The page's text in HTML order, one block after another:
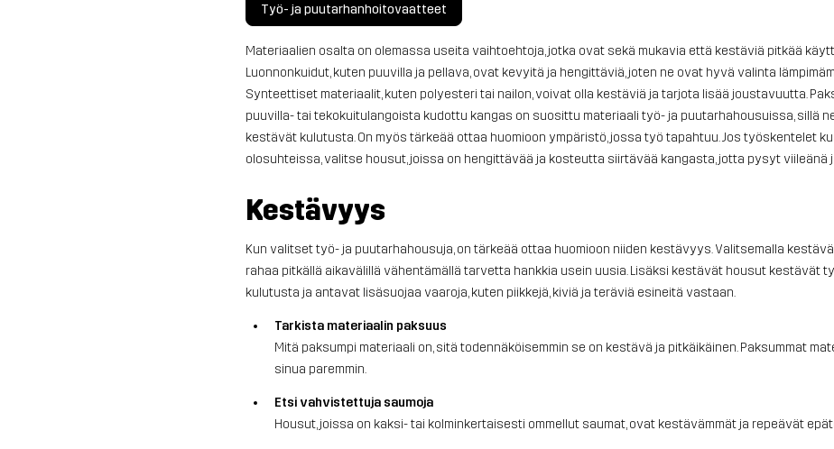
Työ- ja puutarhanhoitovaatteet
Materiaalien osalta on olemassa useita vaihtoehtoja, jotka ovat sekä mukavia että kestäviä pitkää
Luonnonkuidut, kuten puuvilla ja pellava, ovat kevyitä ja hengittäviä, joten ne ovat hyvä valinta
Synteettiset materiaalit, kuten polyesteri tai nailon, voivat olla kestäviä ja tarjota lisää joustavuutta.
puuvilla- tai tekokuitulangoista kudottu kangas on suosittu materiaali työ- ja puutarhahousuissa, sillä
kestävät kulutusta. On myös tärkeää ottaa huomioon ympäristö, jossa työ tapahtuu. Jos työskentelet
olosuhteissa, valitse housut, joissa on hengittävää ja kosteutta siirtävää kangasta, jotta pysyt viileänä
Kestävyys
Kun valitset työ- ja puutarhahousuja, on tärkeää ottaa huomioon niiden kestävyys. Valitsemalla
rahaa pitkällä aikavälillä vähentämällä tarvetta hankkia usein uusia. Lisäksi kestävät housut kestävät
kulutusta ja antavat lisäsuojaa vaaroja, kuten piikkejä, kiviä ja teräviä esineitä vastaan.
Tarkista materiaalin paksuus
Mitä paksumpi materiaali on, sitä todennäköisemmin se on kestävä ja pitkäikäinen. Paksummat
sinua paremmin.
Etsi vahvistettuja saumoja
Housut, joissa on kaksi- tai kolminkertaisesti ommellut saumat, ovat kestävämmät ja repeävät